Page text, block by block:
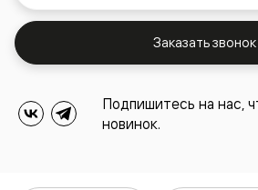
Заказать звонок
Подпишитесь на нас,
новинок.